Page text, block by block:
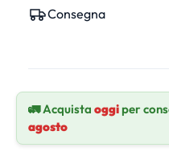
Consegna
🚛 Acquista oggiper
agosto